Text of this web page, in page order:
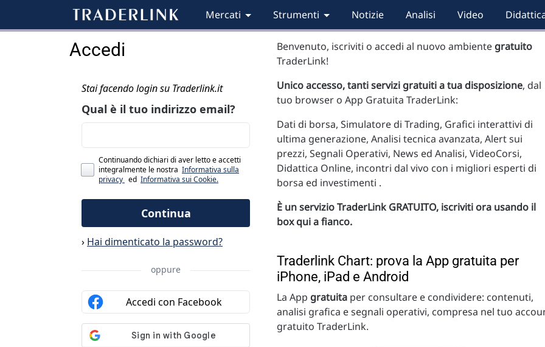
Mercati Strumenti Notizie Analisi Video
Accedi Benvenuto, iscriviti o accedi al nuovo ambiente gratuito
TraderLink!
Unico accesso, tanti servizi gratuiti a tua disposizione, dal
tuo browser o App Gratuita TraderLink:
Dati di borsa, Simulatore di Trading, Grafici interattivi di
ultima generazione, Analisi tecnica avanzata, Alert sui
prezzi, Segnali Operativi, News ed Analisi, VideoCorsi,
Didattica Online, incontri dal vivo con i migliori esperti di
borsa ed investimenti .
È un servizio TraderLink GRATUITO, iscriviti ora usando il
box qui a fianco.
Traderlink Chart: prova la App gratuita per
iPhone, iPad e Android
La App gratuita per consultare e condividere: contenuti,
analisi grafica e segnali operativi, compresa nel tuo
gratuito TraderLink.